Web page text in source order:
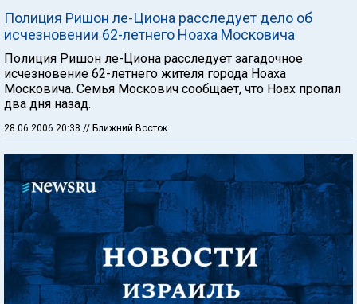
Полиция Ришон ле-Циона расследует дело об
исчезновении 62-летнего Ноаха Московича
Полиция Ришон ле-Циона расследует загадочное
исчезновение 62-летнего жителя города Ноаха
Московича. Семья Москович сообщает, что Ноах пропал
два дня назад.
28.06.2006 20:38 // Ближний Восток